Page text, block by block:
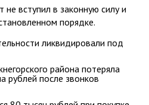
вступил в законную силу и
порядке.
ликвидировали под
района потеряла
рублей после звонков